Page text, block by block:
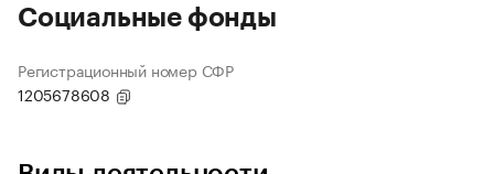
Социальные фонды
Регистрационный номер СФР
1205678608